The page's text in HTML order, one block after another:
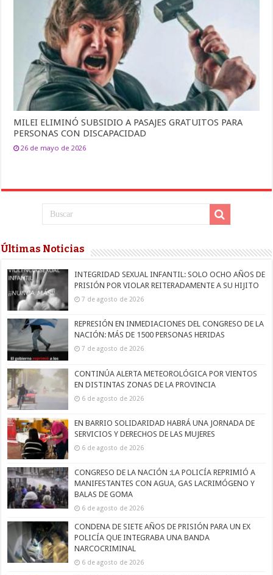
MILEI ELIMINÓ SUBSIDIO A PASAJES GRATUITOS PARA
PERSONAS CON DISCAPACIDAD
26 de mayo de 2026
Últimas Noticias
INTEGRIDAD SEXUAL INFANTIL: SOLO OCHO AÑOS DE
PRISIÓN POR VIOLAR REITERADAMENTE A SU HIJITO
7 de agosto de 2026
REPRESIÓN EN INMEDIACIONES DEL CONGRESO DE LA
NACIÓN: MÁS DE 1500 PERSONAS HERIDAS
7 de agosto de 2026
CONTINÚA ALERTA METEOROLÓGICA POR VIENTOS
EN DISTINTAS ZONAS DE LA PROVINCIA
6 de agosto de 2026
EN BARRIO SOLIDARIDAD HABRÁ UNA JORNADA DE
SERVICIOS Y DERECHOS DE LAS MUJERES
6 de agosto de 2026
CONGRESO DE LA NACIÓN :LA POLICÍA REPRIMIÓ A
MANIFESTANTES CON AGUA, GAS LACRIMÓGENO Y
BALAS DE GOMA
6 de agosto de 2026
CONDENA DE SIETE AÑOS DE PRISIÓN PARA UN EX
POLICÍA QUE INTEGRABA UNA BANDA
NARCOCRIMINAL
6 de agosto de 2026